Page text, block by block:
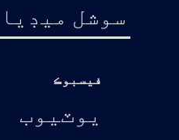
سوشل ميڊيا
فيسبوڪ
يوٽيوب